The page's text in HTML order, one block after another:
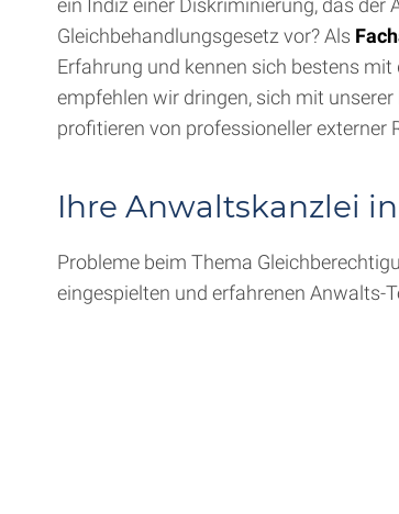
ein Indiz einer Diskriminierung, das
Gleichbehandlungsgesetz vor? Als
Erfahrung und kennen sich bestens mit
empfehlen wir dringen, sich mit
profitieren von professioneller externer
Ihre Anwaltskanzlei
Probleme beim Thema
eingespielten und erfahrenen Anwalts-